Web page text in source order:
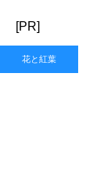
[PR]
花と紅葉